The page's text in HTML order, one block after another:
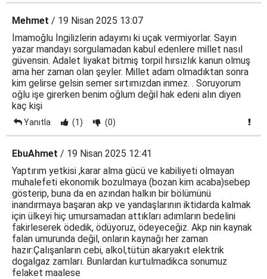
Mehmet / 19 Nisan 2025 13:07
İmamoğlu İngilizlerin adayımı ki uçak vermiyorlar. Sayın
yazar mandayı sorgulamadan kabul edenlere millet nasıl
güvensin. Adalet liyakat bitmiş torpil hırsızlık kanun olmuş
ama her zaman olan şeyler. Millet adam olmadıktan sonra
kim gelirse gelsin semer sırtımızdan inmez. . Soruyorum
oğlu işe girerken benim oğlum değil hak edeni alın diyen
kaç kişi
Yanıtla (1) (0)
EbuAhmet / 19 Nisan 2025 12:41
Yaptırım yetkisi ,karar alma gücü ve kabiliyeti olmayan
muhalefeti ekonomik bozulmaya (bozan kim acaba)sebep
gösterip, buna da en azından halkın bir bölümünü
inandırmaya başaran akp ve yandaşlarının iktidarda kalmak
için ülkeyi hiç umursamadan attıkları adımların bedelini
fakirleserek ödedik, ödüyoruz, ödeyeceğiz. Akp nin kaynak
falan umurunda değil, onların kaynağı her zaman
hazır:Çalışanların cebi, alkol,tütün akaryakıt elektrik
dogalgaz zamları. Bunlardan kurtulmadikca sonumuz
felaket maalese